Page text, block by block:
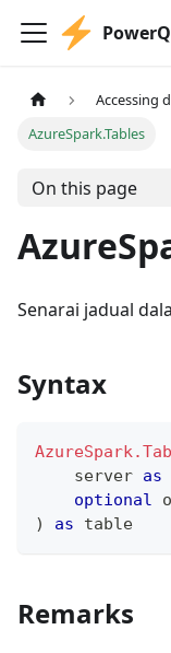
Accessing
AzureSpark.Tables
On this page
Senarai jadual
Syntax
    server
as
optional
)
as table
Remarks